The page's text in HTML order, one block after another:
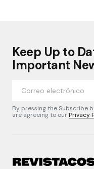
Keep Up to
Important
By pressing the Subscribe
are agreeing to ourPrivacy